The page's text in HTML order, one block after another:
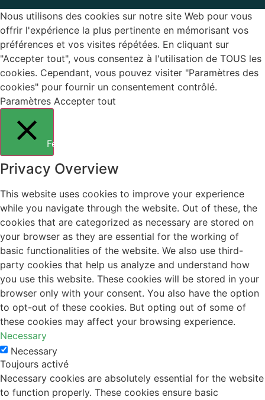
Nous utilisons des cookies sur notre site Web pour vous
offrir l'expérience la plus pertinente en mémorisant vos
préférences et vos visites répétées. En cliquant sur
"Accepter tout", vous consentez à l'utilisation de TOUS les
cookies. Cependant, vous pouvez visiter "Paramètres des
cookies" pour fournir un consentement contrôlé.
Paramètres Accepter tout
Fermer
Privacy Overview
This website uses cookies to improve your experience
while you navigate through the website. Out of these, the
cookies that are categorized as necessary are stored on
your browser as they are essential for the working of
basic functionalities of the website. We also use third-
party cookies that help us analyze and understand how
you use this website. These cookies will be stored in your
browser only with your consent. You also have the option
to opt-out of these cookies. But opting out of some of
these cookies may affect your browsing experience.
Necessary
Necessary
Toujours activé
Necessary cookies are absolutely essential for the website
to function properly. These cookies ensure basic